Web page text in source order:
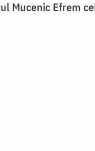
Mucenic Efrem